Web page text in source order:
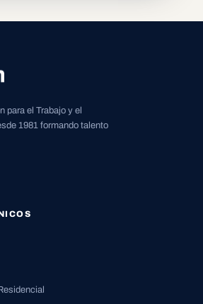
para el Trabajo y el
1981 formando talento